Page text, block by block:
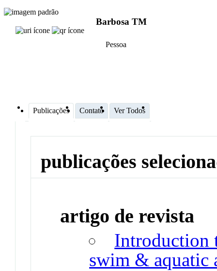
Barbosa TM
Pessoa
Publicações Contato Ver Todos
publicações
artigo de revista
Introduction
swim & aquatic